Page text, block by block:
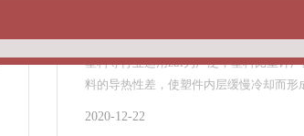
塑料颗粒密度测试仪测量塑料颗粒的密度
塑料等行业运用zui为广泛，塑料比重计
料的导热性差，使塑件内层缓慢冷却而形
2020-12-22